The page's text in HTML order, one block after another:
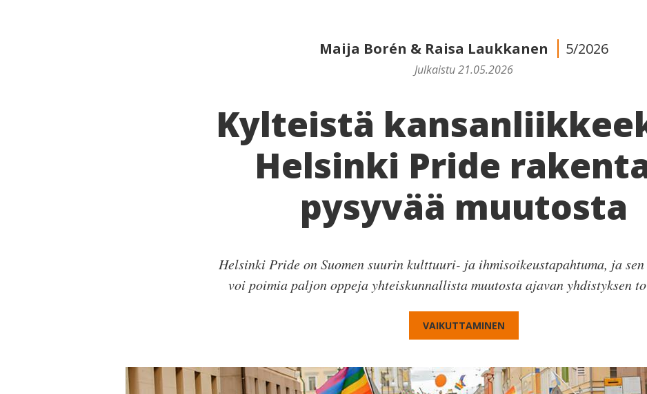
Maija Borén & Raisa Laukkanen 5/2026
Julkaistu 21.05.2026
Kylteistä
Helsinki Pride
pysyvää muutosta
Helsinki Pride on Suomen suurin kulttuuri- ja ihmisoikeustapahtuma, ja
voi poimia paljon oppeja yhteiskunnallista muutosta ajavan yhdistyksen
VAIKUTTAMINEN